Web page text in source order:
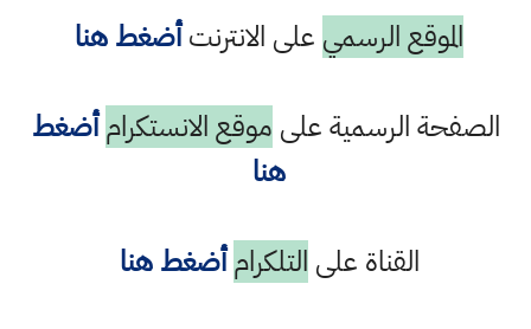
الموقع الرسمي على الانترنتأضغط هنا
الصفحة الرسمية على موقع الانستكرام أضغط
هنا
القناة على التلكرام أضغط هنا